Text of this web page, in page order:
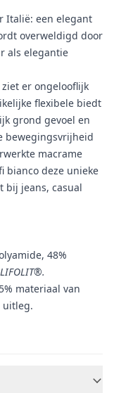
Italië: een elegant
overweldigd door
als elegantie
er ongelooflijk
flexibele biedt
grond gevoel en
bewegingsvrijheid
macrame
bianco deze unieke
bij jeans, casual
48%
LIFOLIT®.
materiaal van
uitleg.